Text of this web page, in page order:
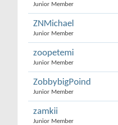
Junior Member
ZNMichael
Junior Member
zoopetemi
Junior Member
ZobbybigPoind
Junior Member
zamkii
Junior Member